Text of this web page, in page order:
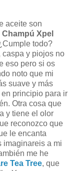
aceite son
Champú Xpel
todo?
caspa y piojos no
eso pero si os
noto que mi
suave y más
principio para ir
Otra cosa que
y tiene el olor
reconozco que
le encanta
imaginareis a mi
me he
Tea Tree, que